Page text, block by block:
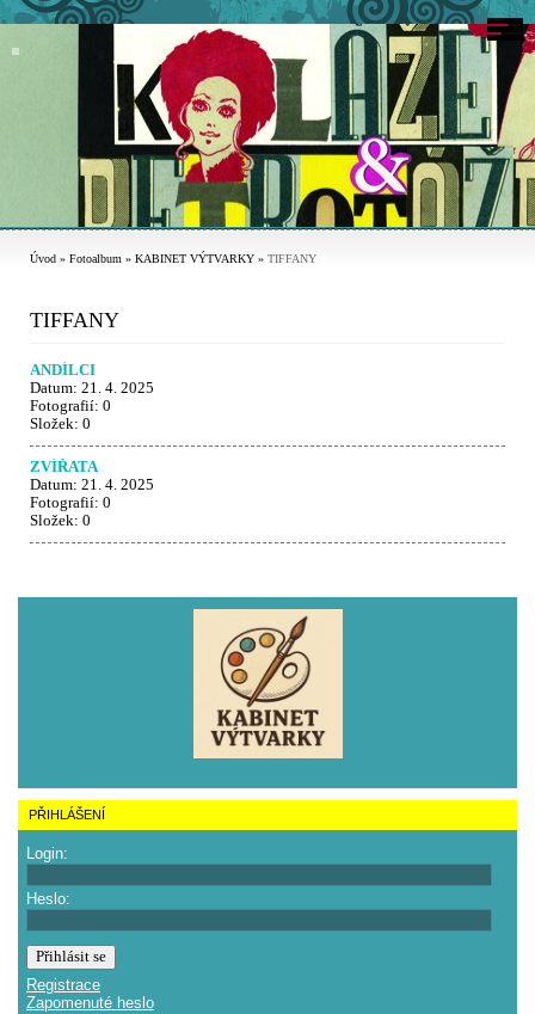
Úvod » Fotoalbum » KABINET VÝTVARKY » TIFFANY
TIFFANY
ANDÍLCI
Datum: 21. 4. 2025
Fotografií: 0
Složek: 0
ZVÍŘATA
Datum: 21. 4. 2025
Fotografií: 0
Složek: 0
PŘIHLÁŠENÍ
Login:
Heslo:
Registrace
Zapomenuté heslo